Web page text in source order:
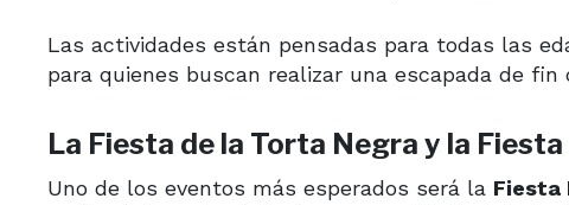
Las actividades están pensadas para todas las
para quienes buscan realizar una escapada de fin
La Fiesta de la Torta Negra y la
Uno de los eventos más esperados será la Fiesta